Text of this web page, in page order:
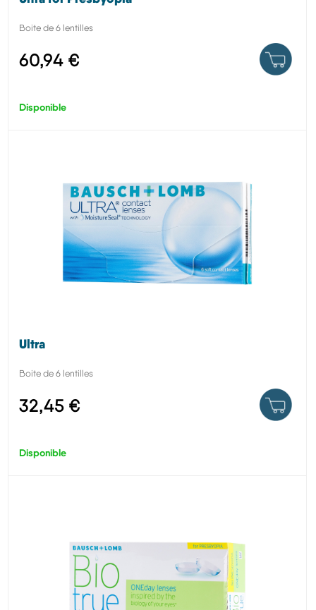
Boite de 6 lentilles
60,94 €
Disponible
Ultra
Boite de 6 lentilles
32,45 €
Disponible